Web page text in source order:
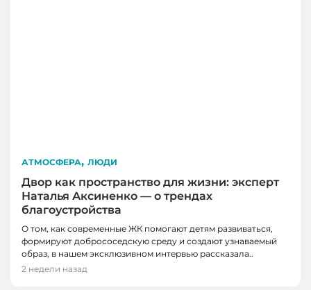
АТМОСФЕРА, ЛЮДИ
Двор как пространство для жизни: эксперт
Наталья Аксиненко — о трендах
благоустройства
О том, как современные ЖК помогают детям развиваться,
формируют добрососедскую среду и создают узнаваемый
образ, в нашем эксклюзивном интервью рассказала..
2 недели назад
ЛЮДИ
От мечты до работы с десятками учеников:
ЛЮДИ